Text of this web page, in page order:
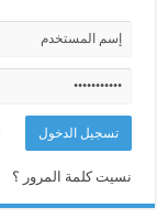
نسيت كلمة المرور ؟